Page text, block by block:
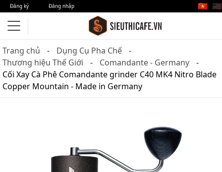
Đăng ký Đăng nhập 🇻🇳 🇺🇸
Trang chủ
Dụng Cụ Pha Chế
Thương hiệu Thế Giới
Comandante - Germany
Cối Xay Cà Phê Comandante grinder C40 MK4 Nitro Blade
Copper Mountain - Made in Germany